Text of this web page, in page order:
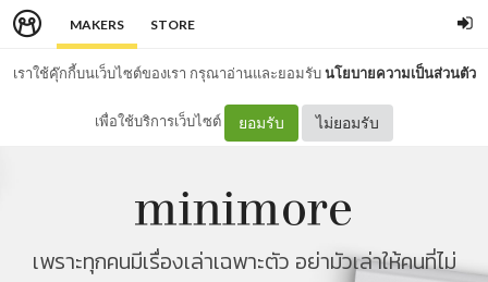
MAKERS STORE
เราใช้คุ๊กกี้บนเว็บไซต์ของเรา กรุณาอ่านและยอมรับนโยบายความเป็นส่วนตัว
เพื่อใช้บริการเว็บไซต์ ยอมรับ ไม่ยอมรับ
เพราะทุกคนมีเรื่องเล่าเฉพาะตัว อย่ามัวเล่าให้คนที่ไม่